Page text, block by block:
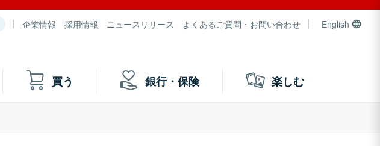
企業情報 採用情報 ニュースリリース よくあるご質問・お問い合わせ English
買う 銀行・保険 楽しむ